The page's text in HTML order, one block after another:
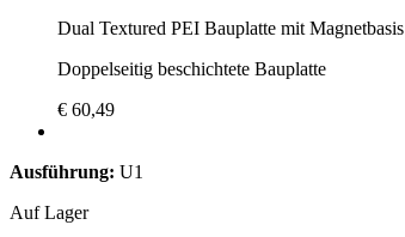
Dual Textured PEI Bauplatte mit Magnetbasis
Doppelseitig beschichtete Bauplatte
€ 60,49
Ausführung: U1
Auf Lager